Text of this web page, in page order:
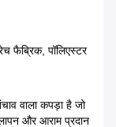
फैब्रिक, पॉलिएस्टर
वाला कपड़ा है जो
और आराम प्रदान